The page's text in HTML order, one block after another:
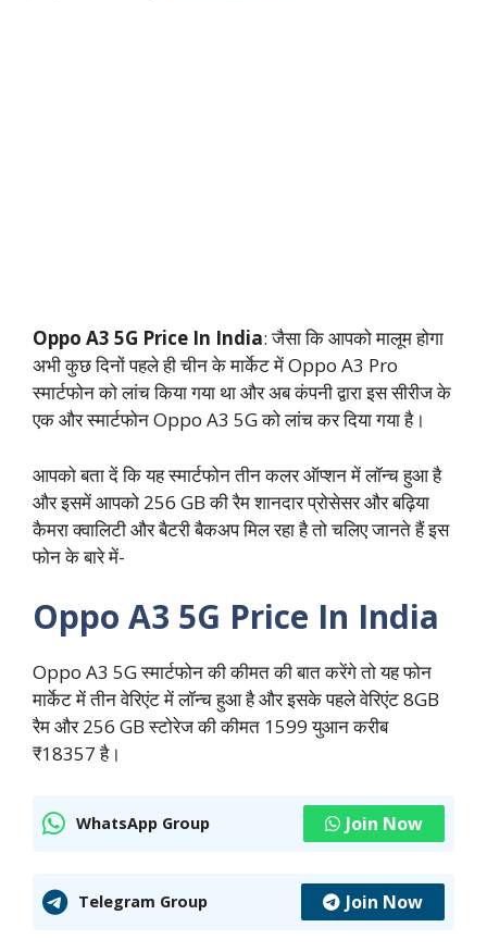
Oppo A3 5G Price In India: जैसा कि आपको मालूम होगा
अभी कुछ दिनों पहले ही चीन के मार्केट में Oppo A3 Pro
स्मार्टफोन को लांच किया गया था और अब कंपनी द्वारा इस सीरीज के
एक और स्मार्टफोन Oppo A3 5G को लांच कर दिया गया है।
आपको बता दें कि यह स्मार्टफोन तीन कलर ऑप्शन में लॉन्च हुआ है
और इसमें आपको 256 GB की रैम शानदार प्रोसेसर और बढ़िया
कैमरा क्वालिटी और बैटरी बैकअप मिल रहा है तो चलिए जानते हैं इस
फोन के बारे में-
Oppo A3 5G Price In India
Oppo A3 5G स्मार्टफोन की कीमत की बात करेंगे तो यह फोन
मार्केट में तीन वेरिएंट में लॉन्च हुआ है और इसके पहले वेरिएंट 8GB
रैम और 256 GB स्टोरेज की कीमत 1599 युआन करीब
₹18357 है।
WhatsApp Group Join Now
Telegram Group Join Now